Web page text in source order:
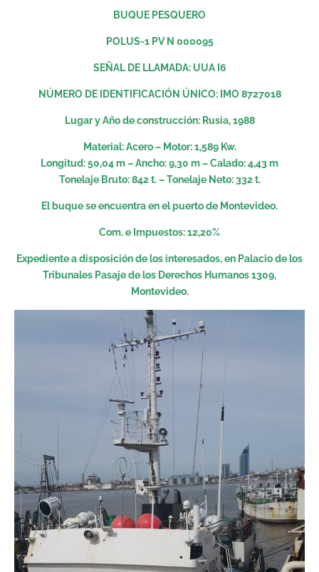
BUQUE PESQUERO
POLUS-1 PV N 000095
SEÑAL DE LLAMADA: UUA I6
NÚMERO DE IDENTIFICACIÓN ÚNICO: IMO 8727018
Lugar y Año de construcción: Rusia, 1988
Material: Acero – Motor: 1,589 Kw.
Longitud: 50,04 m – Ancho: 9,30 m – Calado: 4,43 m
Tonelaje Bruto: 842 t. – Tonelaje Neto: 332 t.
El buque se encuentra en el puerto de Montevideo.
Com. e Impuestos: 12,20%
Expediente a disposición de los interesados, en Palacio de los
Tribunales Pasaje de los Derechos Humanos 1309,
Montevideo.